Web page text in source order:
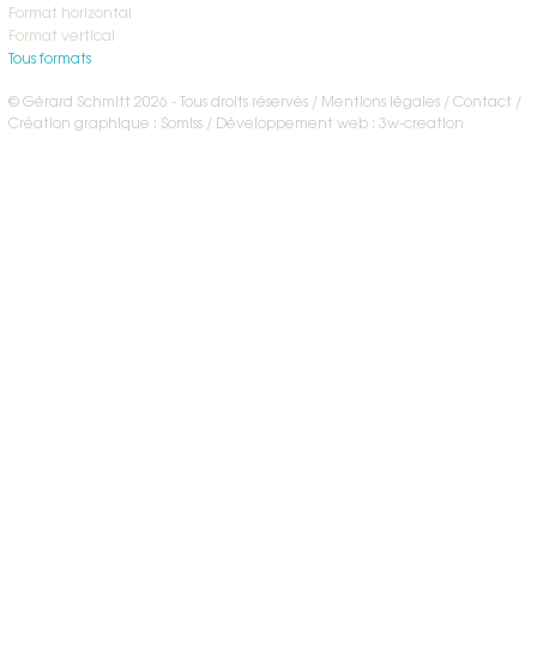
Format horizontal
Format vertical
Tous formats
© Gérard Schmitt 2026 - Tous droits réservés / Mentions légales Contact /
Création graphique : Somiss
Développement web : 3w-creation